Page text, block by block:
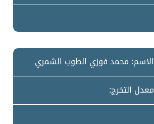
الاسم: محمد فوزي الطوب الشمري
معدل التخرج: